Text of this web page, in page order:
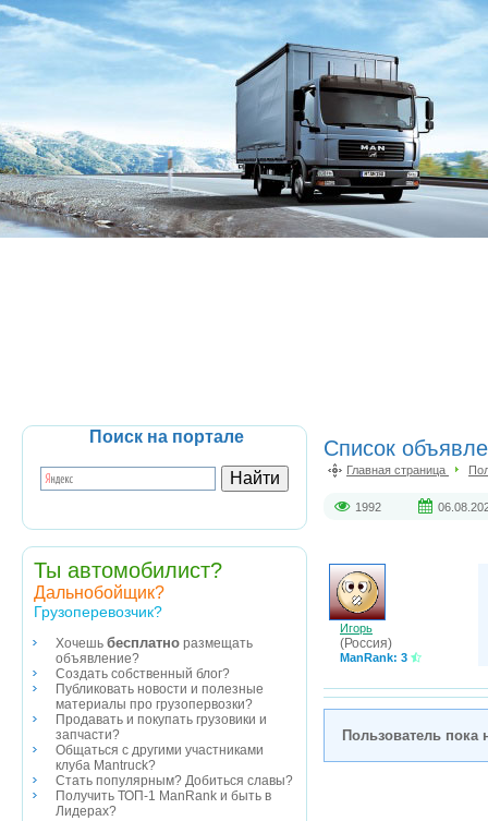
Поиск на портале
Ты автомобилист?
Дальнобойщик?
Грузоперевозчик?
Хочешь бесплатно размещать
объявление?
Создать собственный блог?
Публиковать новости и полезные
материалы про грузопервозки?
Продавать и покупать грузовики и
запчасти?
Общаться с другими участниками
клуба Mantruck?
Стать популярным? Добиться славы?
Получить ТОП-1 ManRank и быть в
Лидерах?
Список
Главная страница
1992
Игорь
(Россия)
ManRank: 3
Пользователь пока